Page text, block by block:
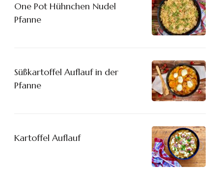
One Pot Hühnchen Nudel
Pfanne
Süßkartoffel Auflauf in der
Pfanne
Kartoffel Auflauf